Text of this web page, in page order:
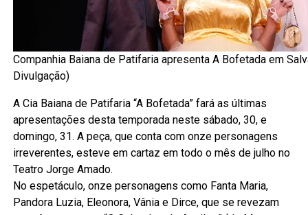
Companhia Baiana de Patifaria apresenta A Bofetada em
Divulgação)
A Cia Baiana de Patifaria “A Bofetada” fará as últimas
apresentações desta temporada neste sábado, 30, e
domingo, 31. A peça, que conta com onze personagens
irreverentes, esteve em cartaz em todo o mês de julho no
Teatro Jorge Amado.
No espetáculo, onze personagens como Fanta Maria,
Pandora Luzia, Eleonora, Vânia e Dirce, que se revezam